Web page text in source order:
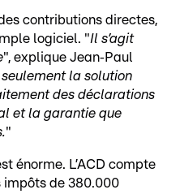
contributions directes,
logiciel. "Il s’agit
", explique Jean‑Paul
la solution
des déclarations
et la garantie que
"
énorme. L’ACD compte
impôts de 380.000